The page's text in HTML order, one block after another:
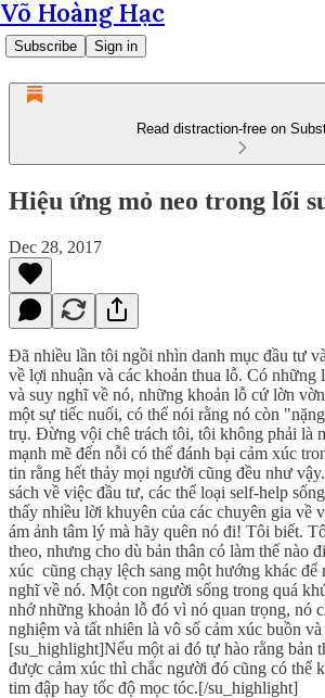
Võ Hoàng Hạc
Subscribe Sign in
Read distraction-free on
Hiệu ứng mỏ neo trong lối
Dec 28, 2017
Đã nhiều lần tôi ngồi nhìn danh mục đầu tư
về lợi nhuận và các khoản thua lỗ. Có những
và suy nghĩ về nó, những khoản lỗ cứ lờn
một sự tiếc nuối, có thể nói rằng nó còn
trụ. Đừng vội chê trách tôi, tôi không phải là
mạnh mẽ đến nỗi có thể đánh bại cảm xúc
tin rằng hết thảy mọi người cũng đều như
sách về việc đầu tư, các thể loại self-help
thấy nhiều lời khuyên của các chuyên gia về
ám ảnh tâm lý mà hãy quên nó đi! Tôi biết.
theo, nhưng cho dù bản thân có làm thế nào
xúc cũng chạy lệch sang một hướng khác để
nghĩ về nó. Một con người sống trong quá
nhớ những khoản lỗ đó vì nó quan trọng, nó
nghiệm và tất nhiên là vô số cảm xúc buồn
[su_highlight]Nếu một ai đó tự hào rằng bản
được cảm xúc thì chắc người đó cũng có thể
tim đập hay tốc độ mọc tóc.[/su_highlight]